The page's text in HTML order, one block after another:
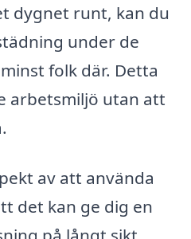
dygnet runt, kan du
under de
folk där. Detta
arbetsmiljö utan att
av att använda
det kan ge dig en